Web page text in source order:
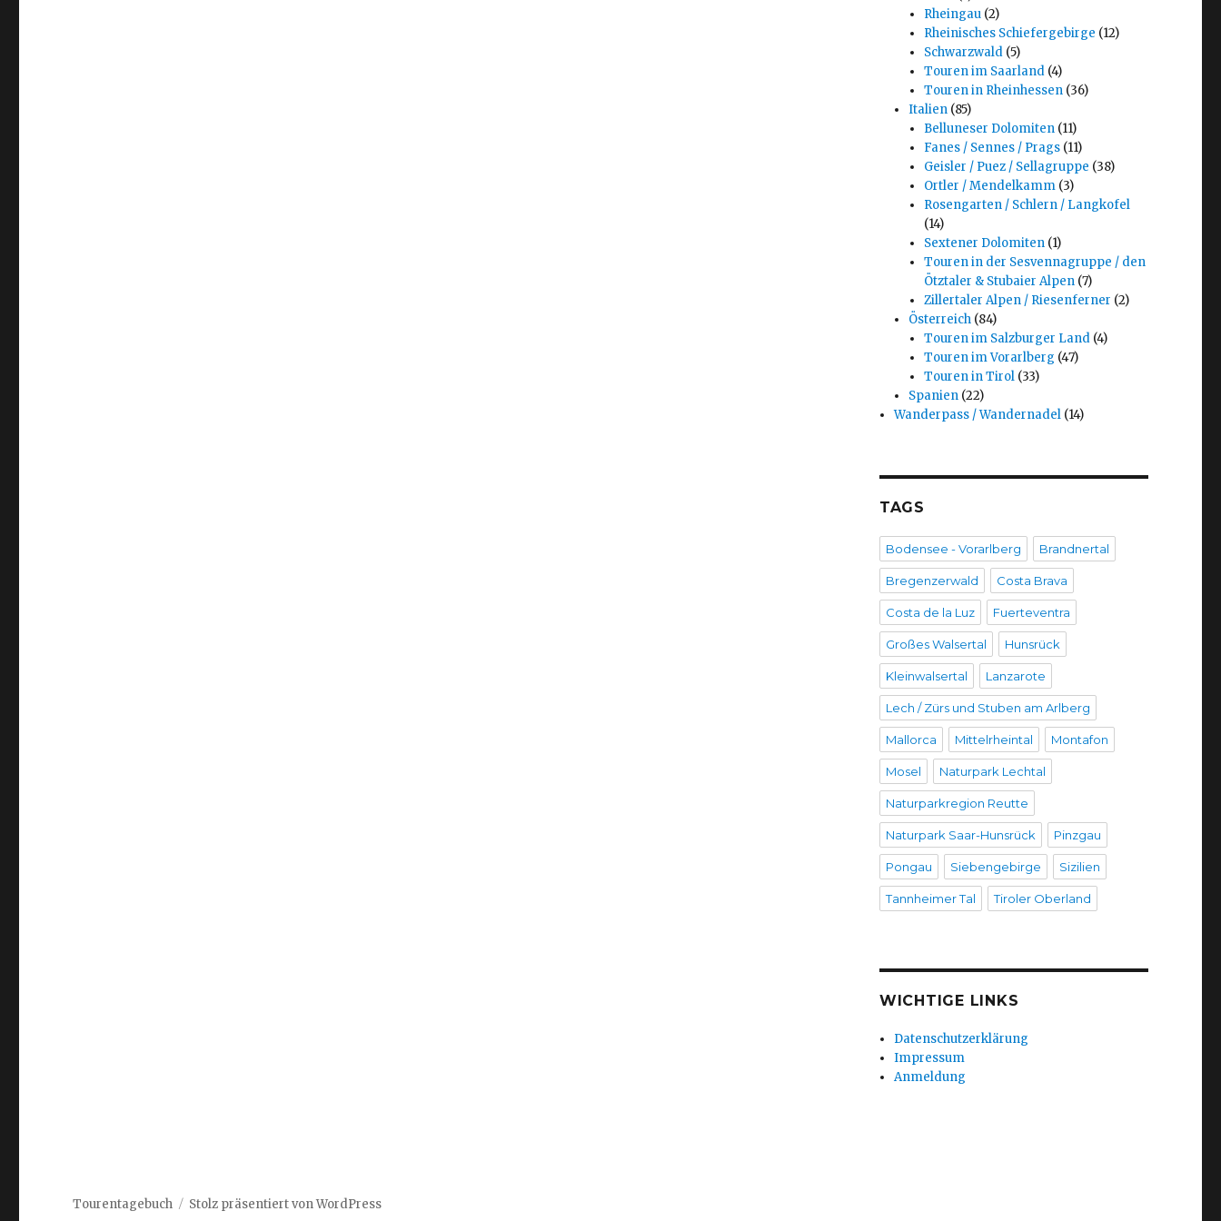
Rheingau(2)
Rheinisches Schiefergebirge (12)
Schwarzwald(5)
Touren im Saarland(4)
Touren in Rheinhessen(36)
Italien (85)
Belluneser Dolomiten(11)
Fanes / Sennes / Prags(11)
Geisler / Puez / Sellagruppe (38)
Ortler / Mendelkamm(3)
Rosengarten / Schlern / Langkofel
(14)
Sextener Dolomiten(1)
Touren in der Sesvennagruppe / den
Ötztaler & Stubaier Alpen(7)
Zillertaler Alpen / Riesenferner (2)
Österreich (84)
Touren im Salzburger Land(4)
Touren im Vorarlberg (47)
Touren in Tirol(33)
Spanien (22)
Wanderpass / Wandernadel (14)
TAGS
Bodensee - Vorarlberg Brandnertal
Bregenzerwald Costa Brava
Costa de la Luz Fuerteventra
Großes Walsertal Hunsrück
Kleinwalsertal Lanzarote
Lech / Zürs und Stuben am Arlberg
Mallorca Mittelrheintal Montafon
Mosel Naturpark Lechtal
Naturparkregion Reutte
Naturpark Saar-Hunsrück Pinzgau
Pongau Siebengebirge Sizilien
Tannheimer Tal Tiroler Oberland
WICHTIGE LINKS
Datenschutzerklärung
Impressum
Anmeldung
Tourentagebuch Stolz präsentiert von WordPress